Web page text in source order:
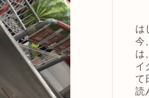
は
今
は
イ
て
読